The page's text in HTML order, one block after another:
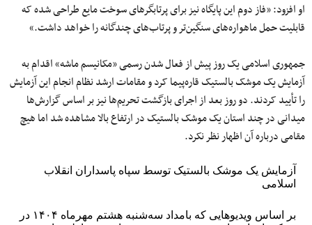
او افزود: «فاز دوم این پایگاه نیز برای پرتابگرهای سوخت مایع طراحی شده که
قابلیت حمل ماهواره‌های سنگین‌تر و پرتاب‌های چندگانه را خواهد داشت.»
جمهوری اسلامی یک روز پیش از فعال شدن رسمی «مکانیسم ماشه» اقدام به
آزمایش یک موشک بالستیک قاره‌پیما کرد و مقامات ارشد نظام انجام این آزمایش
را تأیید کردند. دو روز بعد از اجرای بازگشت تحریم‌ها نیز بر اساس گزارش‌ها
میدانی در چند استان یک موشک بالستیک در ارتفاع بالا مشاهده شد اما هیچ
مقامی درباره آن اظهار نظر نکرد.
آزمایش یک موشک بالستیک توسط سپاه پاسداران انقلاب
اسلامی
بر اساس ویدیوهایی که بامداد سه‌شنبه هشتم مهرماه ۱۴۰۴ در